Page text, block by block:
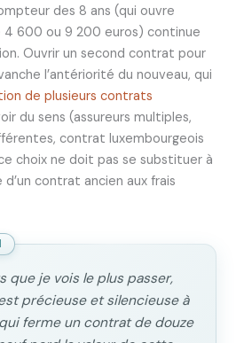
des 8 ans (qui ouvre
4 600 ou 9 200 euros) continue
Ouvrir un second contrat pour
l’antériorité du nouveau, qui
de plusieurs contrats
du sens (assureurs multiples,
contrat luxembourgeois
choix ne doit pas se substituer à
contrat ancien aux frais
que je vois le plus passer,
précieuse et silencieuse à
ferme un contrat de douze